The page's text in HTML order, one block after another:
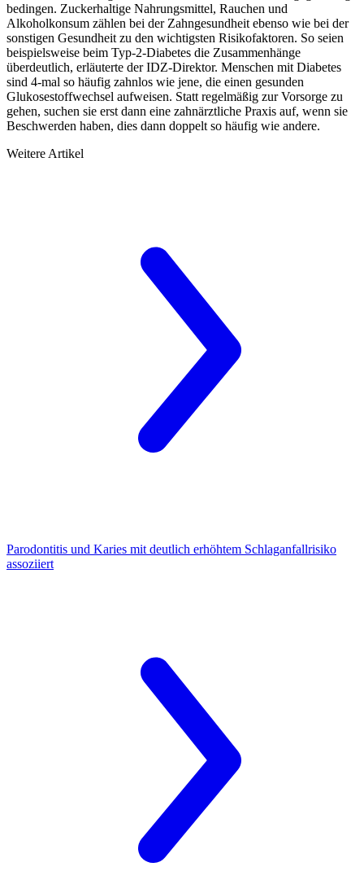
bedingen. Zuckerhaltige Nahrungsmittel, Rauchen und
Alkoholkonsum zählen bei der Zahngesundheit ebenso wie bei der
sonstigen Gesundheit zu den wichtigsten Risikofaktoren. So seien
beispielsweise beim Typ-2-Diabetes die Zusammenhänge
überdeutlich, erläuterte der IDZ-Direktor. Menschen mit Diabetes
sind 4-mal so häufig zahnlos wie jene, die einen gesunden
Glukosestoffwechsel aufweisen. Statt regelmäßig zur Vorsorge zu
gehen, suchen sie erst dann eine zahnärztliche Praxis auf, wenn sie
Beschwerden haben, dies dann doppelt so häufig wie andere.
Weitere Artikel
Parodontitis und Karies mit deutlich erhöhtem Schlaganfallrisiko
assoziiert